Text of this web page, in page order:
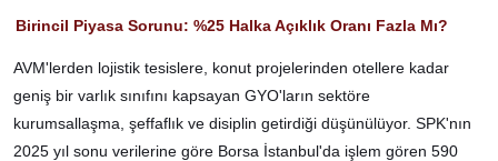
Birincil Piyasa Sorunu: %25 Halka Açıklık Oranı Fazla Mı?
AVM'lerden lojistik tesislere, konut projelerinden otellere kadar
geniş bir varlık sınıfını kapsayan GYO'ların sektöre
kurumsallaşma, şeffaflık ve disiplin getirdiği düşünülüyor. SPK'nın
2025 yıl sonu verilerine göre Borsa İstanbul'da işlem gören 590